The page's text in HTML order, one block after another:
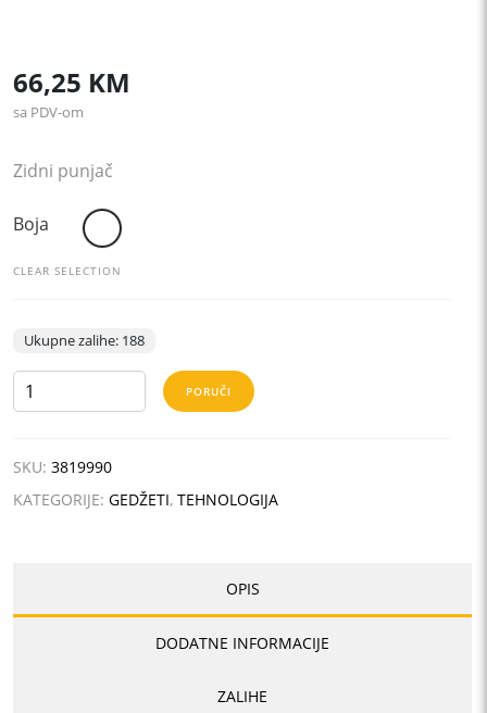
66,25 KM
sa PDV-om
Zidni punjač
Boja
CLEAR SELECTION
Ukupne zalihe: 188
EURO
USB
AC
PORUČI
SKU: 3819990
KATEGORIJE: GEDŽETI, TEHNOLOGIJA
OPIS
DODATNE INFORMACIJE
ZALIHE